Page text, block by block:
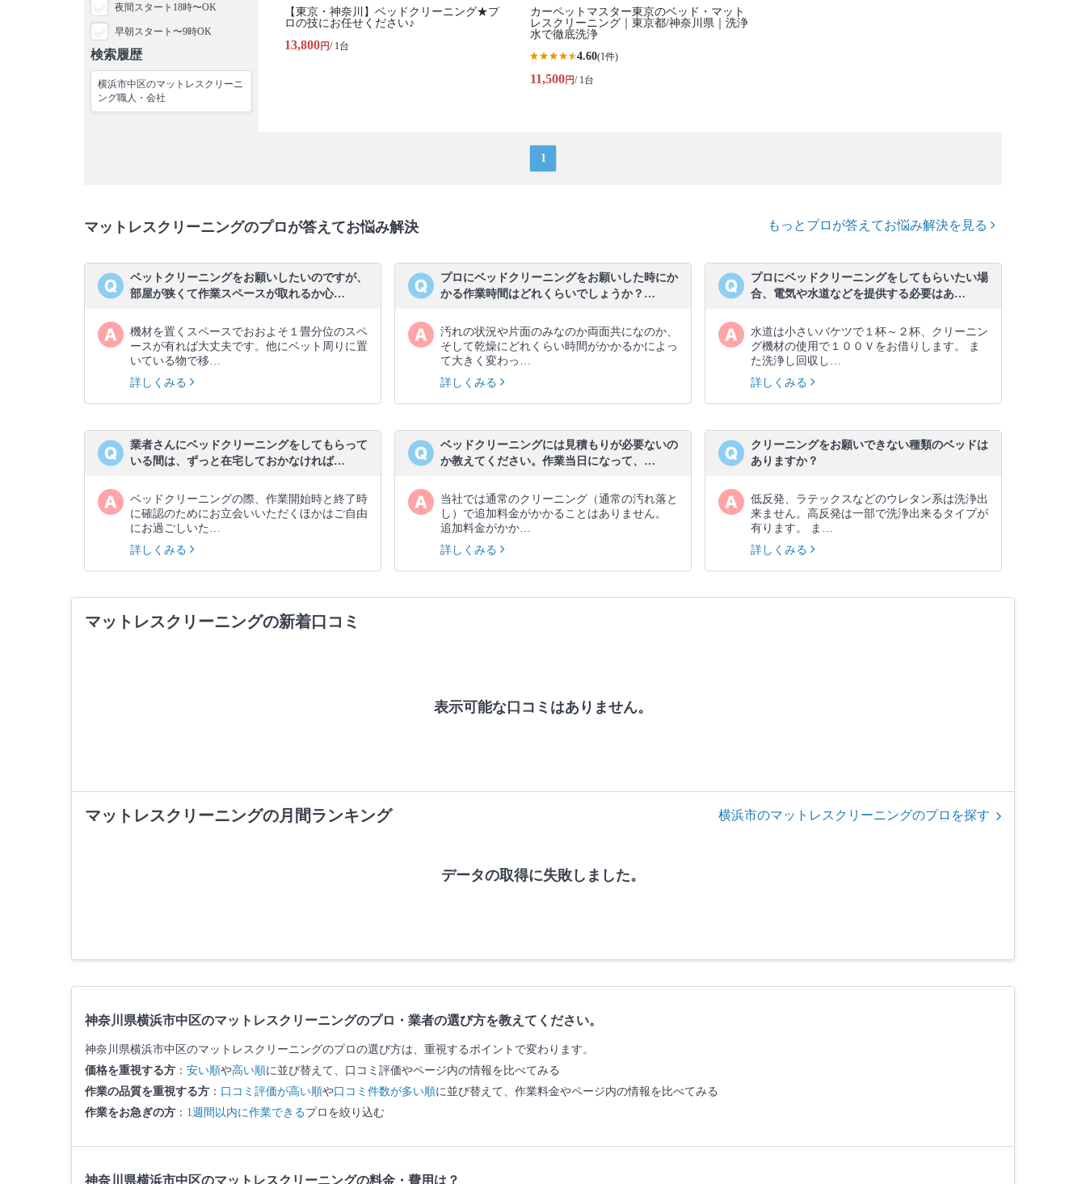
夜間スタート18時〜OK
早朝スタート〜9時OK
検索履歴
横浜市中区のマットレスクリーニ
ング職人・会社
【東京・神奈川】ベッドクリーニング★プ
ロの技にお任せください♪
13,800円/ 1台
カーペットマスター東京のベッド・マット
レスクリーニング｜東京都/神奈川県｜洗浄
水で徹底洗浄
4.60(1件)
11,500円/ 1台
1
マットレスクリーニングのプロが答えてお悩み解決 もっとプロが答えてお悩み解決を見る
ベットクリーニングをお願いしたいのですが、
部屋が狭くて作業スペースが取れるか心…
機材を置くスペースでおおよそ１畳分位のスペ
ースが有れば大丈夫です。他にベット周りに置
いている物で移…
詳しくみる
プロにベッドクリーニングをお願いした時にか
かる作業時間はどれくらいでしょうか？…
汚れの状況や片面のみなのか両面共になのか、
そして乾燥にどれくらい時間がかかるかによっ
て大きく変わっ…
詳しくみる
プロにベッドクリーニングをしてもらいたい場
合、電気や水道などを提供する必要はあ…
水道は小さいバケツで１杯～２杯、クリーニン
グ機材の使用で１００Ｖをお借りします。 ま
た洗浄し回収し…
詳しくみる
業者さんにベッドクリーニングをしてもらって
いる間は、ずっと在宅しておかなければ…
ベッドクリーニングの際、作業開始時と終了時
に確認のためにお立会いいただくほかはご自由
にお過ごしいた…
詳しくみる
ベッドクリーニングには見積もりが必要ないの
か教えてください。作業当日になって、…
当社では通常のクリーニング（通常の汚れ落と
し）で追加料金がかかることはありません。
追加料金がかか…
詳しくみる
クリーニングをお願いできない種類のベッドは
ありますか？
低反発、ラテックスなどのウレタン系は洗浄出
来ません。高反発は一部で洗浄出来るタイプが
有ります。 ま…
詳しくみる
マットレスクリーニングの新着口コミ
表示可能な口コミはありません。
マットレスクリーニングの月間ランキング 横浜市のマットレスクリーニングのプロを探す
データの取得に失敗しました。
神奈川県横浜市中区のマットレスクリーニングのプロ・業者の選び方を教えてください。
神奈川県横浜市中区のマットレスクリーニングのプロの選び方は、重視するポイントで変わります。
価格を重視する方 ： 安い順や高い順に並び替えて、口コミ評価やページ内の情報を比べてみる
作業の品質を重視する方 ： 口コミ評価が高い順や口コミ件数が多い順に並び替えて、作業料金やページ内の情報を比べてみる
作業をお急ぎの方 ： 1週間以内に作業できるプロを絞り込む
神奈川県横浜市中区のマットレスクリーニングの料金・費用は？